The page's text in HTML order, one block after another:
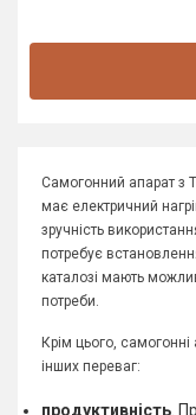
Самогонний апарат з
має електричний
зручність
потребує
каталозі мають
потреби.
Крім цього,
інших переваг:
продуктивність .